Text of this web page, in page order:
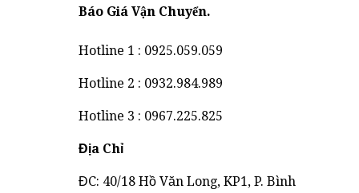
Báo Giá Vận Chuyển.
Hotline 1 : 0925.059.059
Hotline 2 : 0932.984.989
Hotline 3 : 0967.225.825
Địa Chỉ
ĐC: 40/18 Hồ Văn Long, KP1, P. Bình